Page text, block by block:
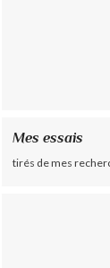
Mes essais
tirés de mes